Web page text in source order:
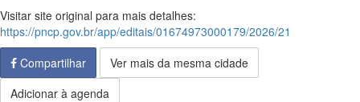
Visitar site original para mais detalhes:
https://pncp.gov.br/app/editais/01674973000179/2026/21
Compartilhar
Ver mais da mesma cidade
Adicionar à agenda